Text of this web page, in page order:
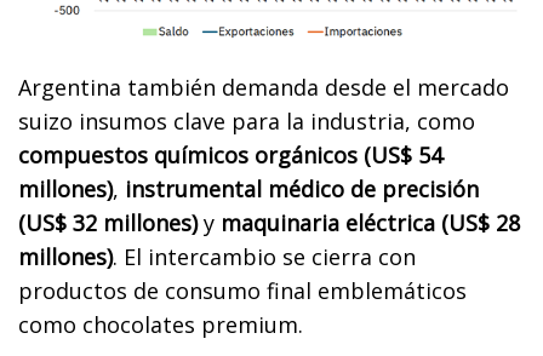
Argentina también demanda desde el mercado
suizo insumos clave para la industria, como
compuestos químicos orgánicos (US$ 54
millones), instrumental médico de precisión
(US$ 32 millones)y maquinaria eléctrica (US$ 28
millones). El intercambio se cierra con
productos de consumo final emblemáticos
como chocolates premium.